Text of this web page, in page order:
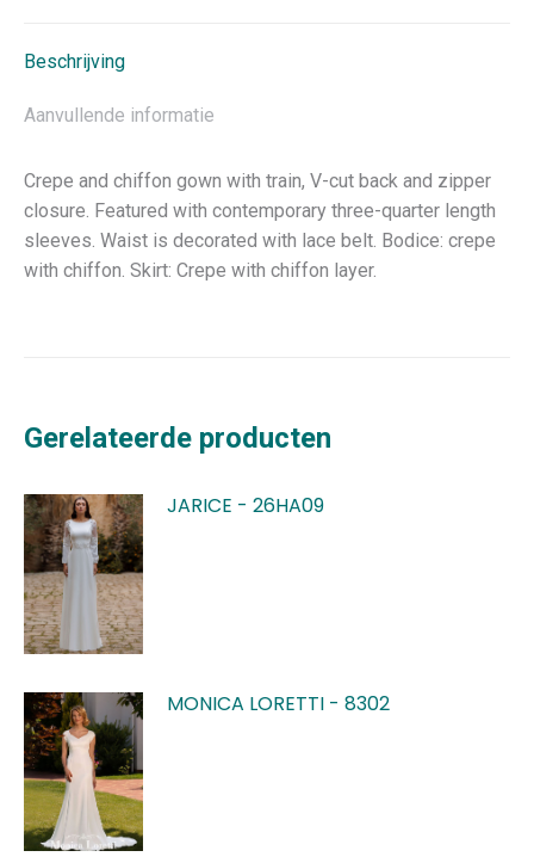
Beschrijving
Aanvullende informatie
Crepe and chiffon gown with train, V-cut back and zipper
closure. Featured with contemporary three-quarter length
sleeves. Waist is decorated with lace belt. Bodice: crepe
with chiffon. Skirt: Crepe with chiffon layer.
Gerelateerde producten
JARICE - 26HA09
MONICA LORETTI - 8302